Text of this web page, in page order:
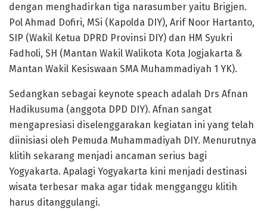
dengan menghadirkan tiga narasumber yaitu Brigjen.
Pol Ahmad Dofiri, MSi (Kapolda DIY), Arif Noor Hartanto,
SIP (Wakil Ketua DPRD Provinsi DIY) dan HM Syukri
Fadholi, SH (Mantan Wakil Walikota Kota Jogjakarta &
Mantan Wakil Kesiswaan SMA Muhammadiyah 1 YK).
Sedangkan sebagai keynote speach adalah Drs Afnan
Hadikusuma (anggota DPD DIY). Afnan sangat
mengapresiasi diselenggarakan kegiatan ini yang telah
diinisiasi oleh Pemuda Muhammadiyah DIY. Menurutnya
klitih sekarang menjadi ancaman serius bagi
Yogyakarta. Apalagi Yogyakarta kini menjadi destinasi
wisata terbesar maka agar tidak mengganggu klitih
harus ditanggulangi.